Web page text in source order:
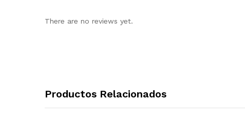
There are no reviews yet.
Productos Relacionados